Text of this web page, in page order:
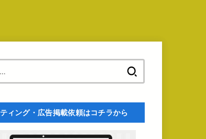
ィング・広告掲載依頼はコチラから